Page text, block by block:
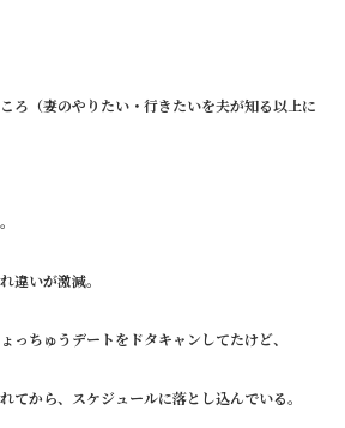
ろ（妻のやりたい・行きたいを夫が知る以上に
違いが激減。
っちゅうデートをドタキャンしてたけど、
てから、スケジュールに落とし込んでいる。